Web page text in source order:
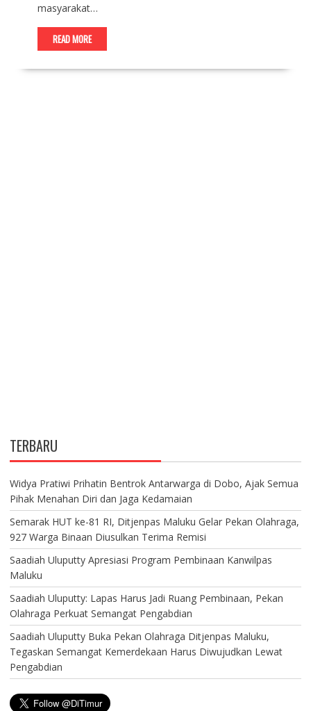
masyarakat…
READ MORE
TERBARU
Widya Pratiwi Prihatin Bentrok Antarwarga di Dobo, Ajak Semua
Pihak Menahan Diri dan Jaga Kedamaian
Semarak HUT ke-81 RI, Ditjenpas Maluku Gelar Pekan Olahraga,
927 Warga Binaan Diusulkan Terima Remisi
Saadiah Uluputty Apresiasi Program Pembinaan Kanwilpas
Maluku
Saadiah Uluputty: Lapas Harus Jadi Ruang Pembinaan, Pekan
Olahraga Perkuat Semangat Pengabdian
Saadiah Uluputty Buka Pekan Olahraga Ditjenpas Maluku,
Tegaskan Semangat Kemerdekaan Harus Diwujudkan Lewat
Pengabdian